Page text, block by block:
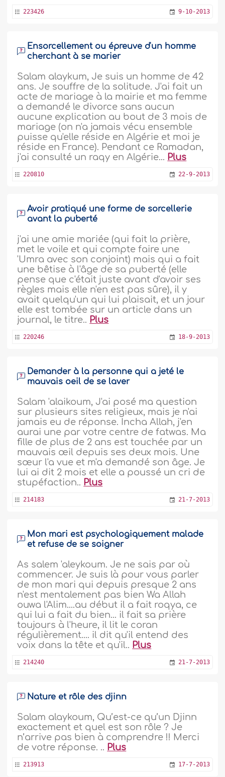
223426 9-10-2013
Ensorcellement ou épreuve d'un homme
cherchant à se marier
Salam alaykum, Je suis un homme de 42
ans. Je souffre de la solitude. J'ai fait un
acte de mariage à la mairie et ma femme
a demandé le divorce sans aucun
aucune explication au bout de 3 mois de
mariage (on n'a jamais vécu ensemble
puisse qu'elle réside en Algérie et moi je
réside en France). Pendant ce Ramadan,
j'ai consulté un raqy en Algérie... Plus
220810 22-9-2013
Avoir pratiqué une forme de sorcellerie
avant la puberté
j'ai une amie mariée (qui fait la prière,
met le voile et qui compte faire une
'Umra avec son conjoint) mais qui a fait
une bêtise à l'âge de sa puberté (elle
pense que c'était juste avant d'avoir ses
règles mais elle n'en est pas sûre), il y
avait quelqu'un qui lui plaisait, et un jour
elle est tombée sur un article dans un
journal, le titre.. Plus
220246 18-9-2013
Demander à la personne qui a jeté le
mauvais oeil de se laver
Salam 'alaikoum, J'ai posé ma question
sur plusieurs sites religieux, mais je n'ai
jamais eu de réponse. Incha Allah, j'en
aurai une par votre centre de fatwas. Ma
fille de plus de 2 ans est touchée par un
mauvais œil depuis ses deux mois. Une
sœur l'a vue et m'a demandé son âge. Je
lui ai dit 2 mois et elle a poussé un cri de
stupéfaction.. Plus
214183 21-7-2013
Mon mari est psychologiquement malade
et refuse de se soigner
As salem 'aleykoum. Je ne sais par où
commencer. Je suis là pour vous parler
de mon mari qui depuis presque 2 ans
n'est mentalement pas bien Wa Allah
ouwa l'Alim....au début il a fait roqya, ce
qui lui a fait du bien... il fait sa prière
toujours à l'heure, il lit le coran
régulièrement.... il dit qu'il entend des
voix dans la tête et qu'il.. Plus
214240 21-7-2013
Nature et rôle des djinn
Salam alaykoum, Qu’est-ce qu’un Djinn
exactement et quel est son rôle ? Je
n’arrive pas bien à comprendre !! Merci
de votre réponse. .. Plus
213913 17-7-2013